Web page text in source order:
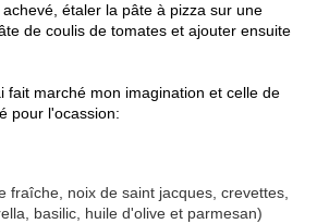
étaler la pâte à pizza sur une
de coulis de tomates et ajouter ensuite
fait marché mon imagination et celle de
pour l'ocassion:
fraîche, noix de saint jacques, crevettes,
basilic, huile d'olive et parmesan)